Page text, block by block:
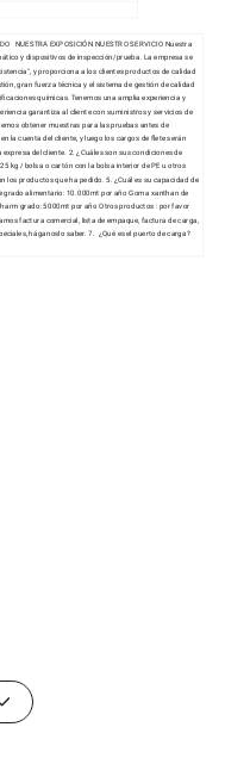
NUESTRA EXPOSICIÓN NUESTRO SERVICIO Nuestra
y dispositivos de inspección/prueba. La empresa se
y proporciona a los clientes productos de calidad
gran fuerza técnica y el sistema de gestión de calidad
químicas. Tenemos una amplia experiencia y
garantiza al cliente con suministros y servicios de
obtener muestras para las pruebas antes de
la cuenta del cliente, y luego los cargos de flete serán
del cliente. 2. ¿Cuáles son sus condiciones de
kg / bolsa o cartón con la bolsa interior de PE u otros
los productos que ha pedido. 5. ¿Cuál es su capacidad de
alimentario: 10.000mt por año Goma xanthan de
grado: 5000mt por año Otros productos : por favor
factura comercial, lista de empaque, factura de carga,
háganoslo saber. 7. ¿Qué es el puerto de carga?